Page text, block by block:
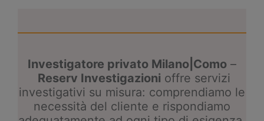
Investigatore privato Milano|Como –
Reserv Investigazioni offre servizi
investigativi su misura: comprendiamo le
necessità del cliente e rispondiamo